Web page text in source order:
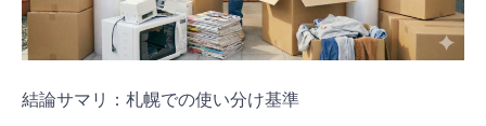
結論サマリ：札幌での使い分け基準